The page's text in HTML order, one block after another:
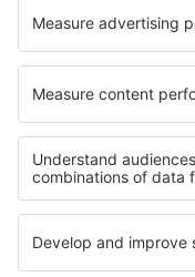
Hotels auf der
Hotels in der
Hotels am Chiemsee
Hotels in East Macedonia